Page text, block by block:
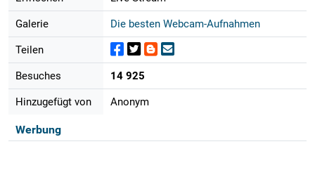
Galerie Die besten Webcam-Aufnahmen
Teilen
Besuches 14 925
Hinzugefügt von Anonym
Werbung